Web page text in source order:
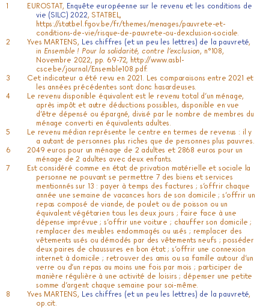
EUROSTAT, Enquête européenne sur le revenu et les conditions de
vie (SILC) 2022, STATBEL,
https://statbel.fgov.be/fr/themes/menages/pauvrete-et-
conditions-de-vie/risque-de-pauvrete-ou-dexclusion-sociale
Yves MARTENS, Les chiffres (et un peu les lettres) de la pauvreté,
in Ensemble ! Pour la solidarité, contre l’exclusion, n°108,
Novembre 2022, pp. 69-72, http://www.asbl-
csce.be/journal/Ensemble108.pdf.
Cet indicateur a été revu en 2021. Les comparaisons entre 2021 et
les années précédentes sont donc hasardeuses.
Le revenu disponible équivalent est le revenu total d’un ménage,
après impôt et autre déductions possibles, disponible en vue
d’être dépensé ou épargné, divisé par le nombre de membres du
ménage converti en équivalents adultes.
Le revenu médian représente le centre en termes de revenus : il y
a autant de personnes plus riches que de personnes plus pauvres.
2049 euros pour un ménage de 2 adultes et 2868 euros pour un
ménage de 2 adultes avec deux enfants.
Est considéré comme en état de privation matérielle et sociale la
personne ne pouvant se permettre 7 des biens et services
mentionnés sur 13 : payer à temps des factures ; s’offrir chaque
année une semaine de vacances hors de son domicile ; s’offrir un
repas composé de viande, de poulet ou de poisson ou un
équivalent végétarien tous les deux jours ; faire face à une
dépense imprévue ; s’offrir une voiture ; chauffer son domicile ;
remplacer des meubles endommagés ou usés ; remplacer des
vêtements usés ou démodés par des vêtements neufs ; posséder
deux paires de chaussures en bon état ; s’offrir une connexion
internet à domicile ; retrouver des amis ou sa famille autour d’un
verre ou d’un repas au moins une fois par mois ; participer de
manière régulière à une activité de loisirs ; dépenser une petite
somme d’argent chaque semaine pour soi-même.
Yves MARTENS, Les chiffres (et un peu les lettres) de la pauvreté,
op.cit.